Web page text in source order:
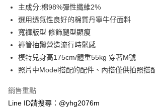
上海商業儲蓄銀行
國泰世華商業銀行
兆豐國際商
臺灣中小企業銀行
匯豐（台灣）商業銀行
聯邦商業銀行
元大商業銀行
永豐商業銀行
玉山商業銀行
星展（台灣
台灣樂天信用卡公司
LINE Pay
Apple Pay
街口支付
貨到付款
主成分:棉98%彈性纖維2%
選用透氣性良好的棉質丹寧牛仔面料
寬褲版型 修飾腿型顯瘦
褲管抽鬚營造流行時髦感
模特兒身高175cm/體重55kg 穿著M號
照片中Model搭配的配件、內搭僅供拍照搭
銷售重點
Line ID請搜尋：@yhg2076m